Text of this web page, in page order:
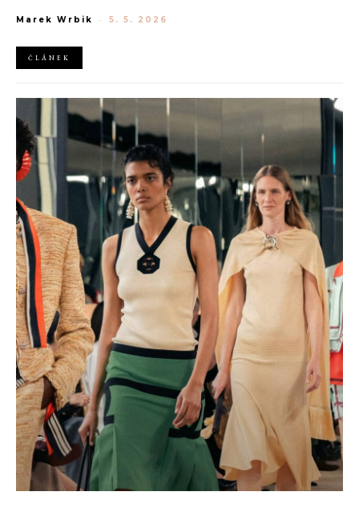
upravovat nabídku tak, aby se do jejich světa dalo znovu vstoupit i
nová strategie.
Marek Wrbik - 5. 5. 2026
ČLÁNEK